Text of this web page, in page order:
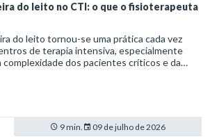
do leito no CTI: o que o fisioterapeuta
do leito tornou-se uma prática cada vez
de terapia intensiva, especialmente
dos pacientes críticos e da
9 min. 09 de julho de 2026